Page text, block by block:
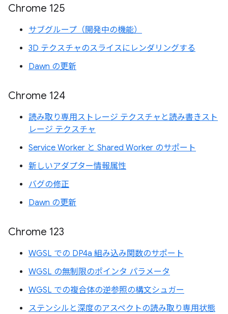
Chrome 125
サブグループ（開発中の機能）
3D テクスチャのスライスにレンダリングする
Dawn の更新
Chrome 124
読み取り専用ストレージ テクスチャと読み書きスト
レージ テクスチャ
Service Worker と Shared Worker のサポート
新しいアダプター情報属性
バグの修正
Dawn の更新
Chrome 123
WGSL での DP4a 組み込み関数のサポート
WGSL の無制限のポインタ パラメータ
WGSL での複合体の逆参照の構文シュガー
ステンシルと深度のアスペクトの読み取り専用状態